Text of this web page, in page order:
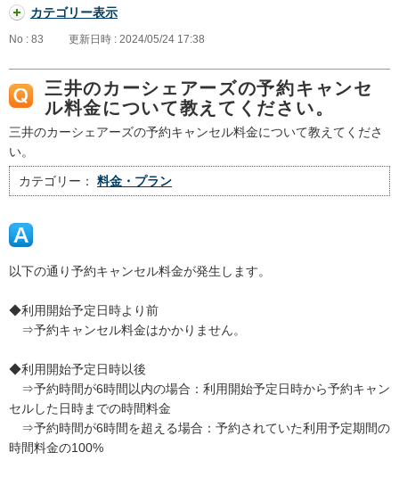
カテゴリー表示
No : 83 更新日時 : 2024/05/24 17:38
三井のカーシェアーズの予約キャンセ
ル料金について教えてください。
三井のカーシェアーズの予約キャンセル料金について教えてくださ
い。
カテゴリー： 料金・プラン
以下の通り予約キャンセル料金が発生します。
◆利用開始予定日時より前
⇒予約キャンセル料金はかかりません。
◆利用開始予定日時以後
⇒予約時間が6時間以内の場合：利用開始予定日時から予約キャン
セルした日時までの時間料金
⇒予約時間が6時間を超える場合：予約されていた利用予定期間の
時間料金の100%